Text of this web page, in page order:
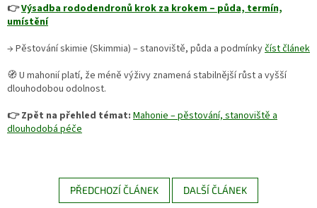
👉Výsadba rododendronů krok za krokem – půda, termín,
umístění
→ Pěstování skimie (Skimmia) – stanoviště, půda a podmínkyčíst článek
🧭 U mahonií platí, že méně výživy znamená stabilnější růst a vyšší
dlouhodobou odolnost.
👉 Zpět na přehled témat: Mahonie – pěstování, stanoviště a
dlouhodobá péče
PŘEDCHOZÍ ČLÁNEK DALŠÍ ČLÁNEK